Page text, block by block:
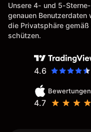
Unsere 4- und 5-
genauen
die Privatsphäre gemäß
schützen.
4.6
Bewertungen
4.7